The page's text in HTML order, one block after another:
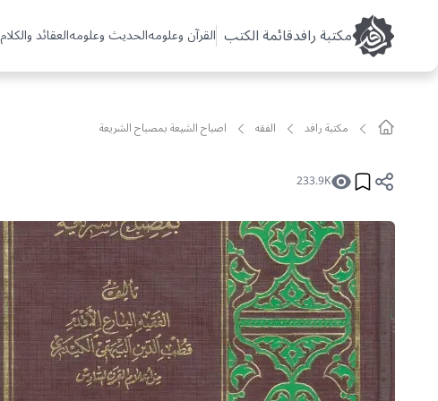
مکتبة رافدقائمة الكتب القرآن وعلومهالحديث وعلومهالعقائد والكلام
مکتبة رافد الفقه اصباح الشيعة بمصباح الشريعة
233.9K